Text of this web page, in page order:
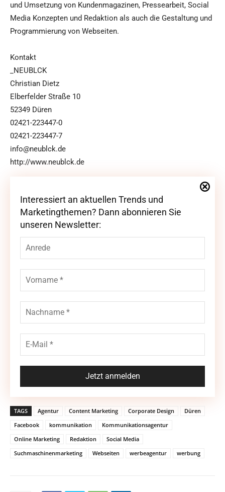
und Umsetzung von Kundenmagazinen, Pressearbeit, Social
Media Konzepten und Redaktion als auch die Gestaltung und
Programmierung von Webseiten.
Kontakt
_NEUBLCK
Christian Dietz
Elberfelder Straße 10
52349 Düren
02421-223447-0
02421-223447-7
info@neublck.de
http://www.neublck.de
Interessiert an aktuellen Trends und
Marketingthemen? Dann abonnieren Sie
unseren Newsletter:
Interessiert an aktuellen Trends und
Marketingthemen? Dann abonnieren Sie
unseren Newsletter:
TAGS Agentur Content Marketing Corporate Design
Düren
Facebook
kommunikation
Kommunikationsagentur
Online Marketing
Redaktion
Social Media
Suchmaschinenmarketing
Webseiten werbeagentur werbung